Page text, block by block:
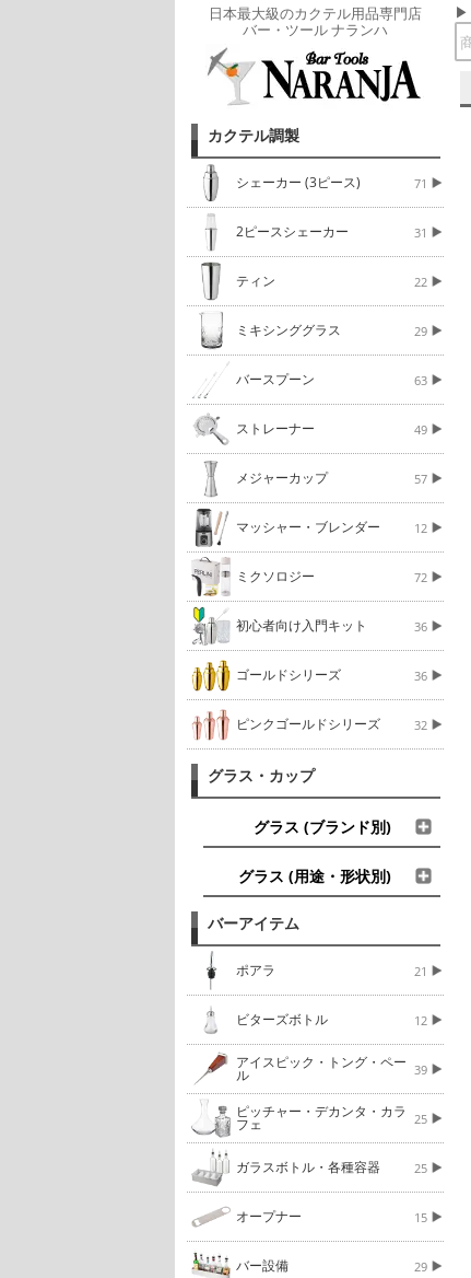
日本最大級のカクテル用品専門店
バー・ツール ナランハ
カクテル調製
シェーカー (3ピース) 71
2ピースシェーカー 31
ティン 22
ミキシンググラス 29
バースプーン 63
ストレーナー 49
メジャーカップ 57
マッシャー・ブレンダー 12
ミクソロジー 72
初心者向け入門キット 36
ゴールドシリーズ 36
ピンクゴールドシリーズ 32
グラス・カップ
グラス (ブランド別)
グラス (用途・形状別)
バーアイテム
ポアラ 21
ビターズボトル 12
アイスピック・トング・ペー
ル 39
ピッチャー・デカンタ・カラ
フェ 25
ガラスボトル・各種容器 25
オープナー 15
バー設備 29